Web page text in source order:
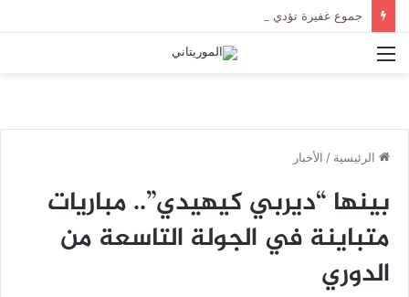
القائمة
الرئيسية / الأخبار
بينها “ديربي كيهيدي”.. مباريات
متباينة في الجولة التاسعة من
الدوري